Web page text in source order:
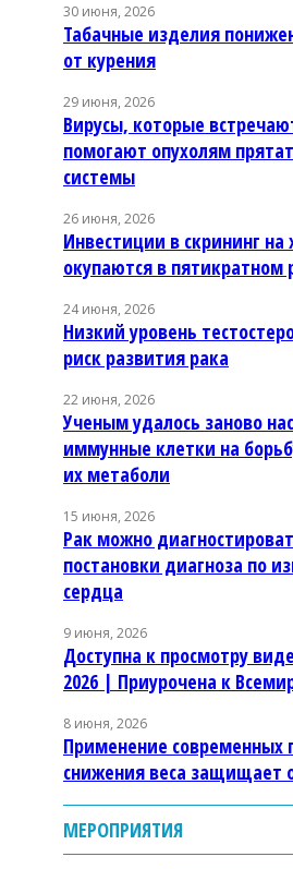
30 июня, 2026
Табачные изделия
от курения
29 июня, 2026
Вирусы, которые
помогают опухолям
системы
26 июня, 2026
Инвестиции в скрининг на
окупаются в пятикратном
24 июня, 2026
Низкий уровень
риск развития рака
22 июня, 2026
Ученым удалось заново
иммунные клетки на
их метаболи
15 июня, 2026
Рак можно
постановки диагноза по
сердца
9 июня, 2026
Доступна к просмотру
2026 | Приурочена к
8 июня, 2026
Применение современных
снижения веса защищает
МЕРОПРИЯТИЯ